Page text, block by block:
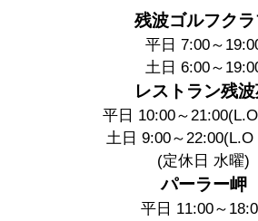
残波ゴルフク
平日 7:00～
土日 6:00～
レストラン残
平日 10:00～
土日 9:00～22:00(L.O
(定休日 水曜)
パーラー岬
平日 11:00～